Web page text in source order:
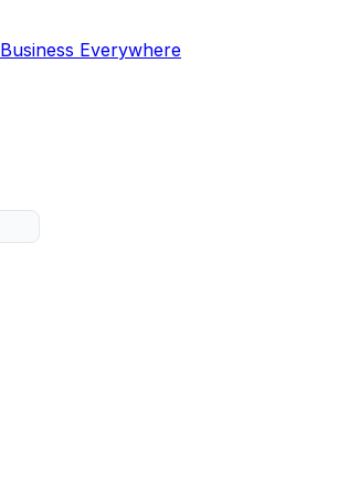
Business Everywhere